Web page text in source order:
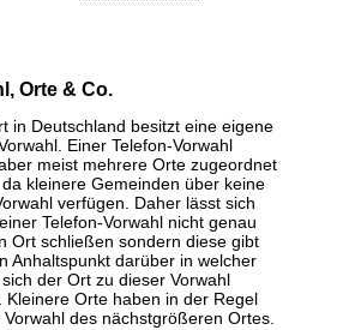
Orte & Co.
in Deutschland besitzt eine eigene
Einer Telefon-Vorwahl
meist mehrere Orte zugeordnet
kleinere Gemeinden über keine
verfügen. Daher lässt sich
Telefon-Vorwahl nicht genau
Ort schließen sondern diese gibt
Anhaltspunkt darüber in welcher
der Ort zu dieser Vorwahl
Kleinere Orte haben in der Regel
Vorwahl des nächstgrößeren Ortes.